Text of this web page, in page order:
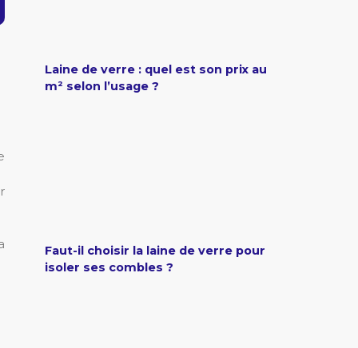
Laine de verre : quel est son prix au
m² selon l’usage ?
Faut-il choisir la laine de verre pour
isoler ses combles ?